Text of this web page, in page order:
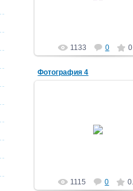
1133 0
Фотография 4
1115 0